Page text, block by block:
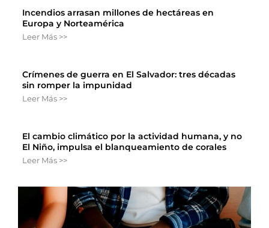
Incendios arrasan millones de hectáreas en
Europa y Norteamérica
Leer Más >>
Crímenes de guerra en El Salvador: tres décadas
sin romper la impunidad
Leer Más >>
El cambio climático por la actividad humana, y no
El Niño, impulsa el blanqueamiento de corales
Leer Más >>